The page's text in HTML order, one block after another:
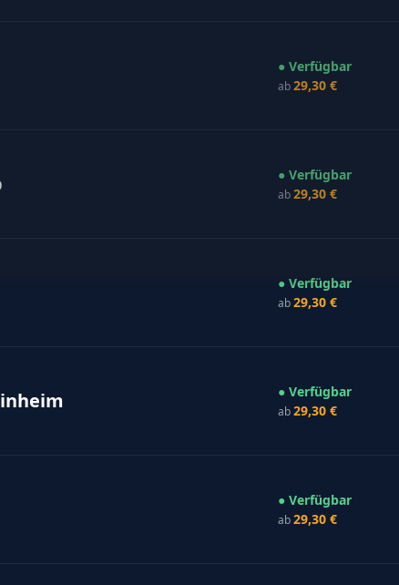
● Verfügbar
ab29,30 €
● Verfügbar
ab29,30 €
● Verfügbar
ab29,30 €
● Verfügbar
ab29,30 €
● Verfügbar
ab29,30 €